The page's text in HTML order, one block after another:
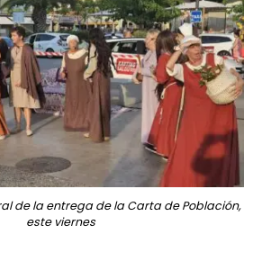
de la entrega de la Carta de Población,
este viernes